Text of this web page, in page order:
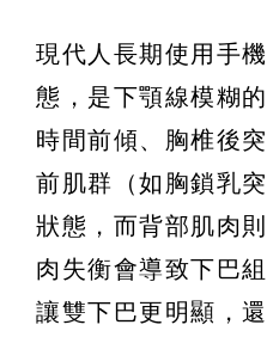
現代人長期使用手
態，是下顎線模糊
時間前傾、胸椎後
前肌群（如胸鎖乳
狀態，而背部肌肉
肉失衡會導致下巴
讓雙下巴更明顯，